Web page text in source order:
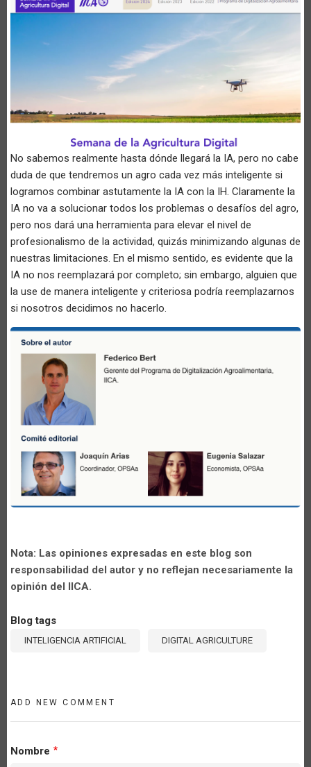
No sabemos realmente hasta dónde llegará la IA, pero no cabe
duda de que tendremos un agro cada vez más inteligente si
logramos combinar astutamente la IA con la IH. Claramente la
IA no va a solucionar todos los problemas o desafíos del agro,
pero nos dará una herramienta para elevar el nivel de
profesionalismo de la actividad, quizás minimizando algunas de
nuestras limitaciones. En el mismo sentido, es evidente que la
IA no nos reemplazará por completo; sin embargo, alguien que
la use de manera inteligente y criteriosa podría reemplazarnos
si nosotros decidimos no hacerlo.
Nota: Las opiniones expresadas en este blog son
responsabilidad del autor y no reflejan necesariamente la
opinión del IICA.
Blog tags
INTELIGENCIA ARTIFICIAL DIGITAL AGRICULTURE
ADD NEW COMMENT
Nombre